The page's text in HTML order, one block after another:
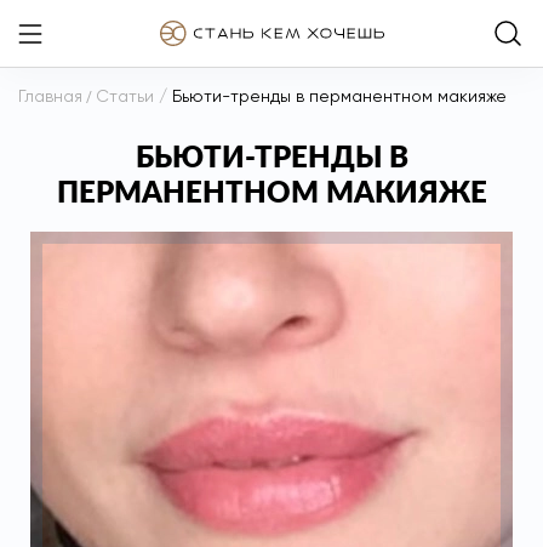
Главная / Статьи / Бьюти-тренды в перманентном макияже
БЬЮТИ-ТРЕНДЫ В
ПЕРМАНЕНТНОМ МАКИЯЖЕ